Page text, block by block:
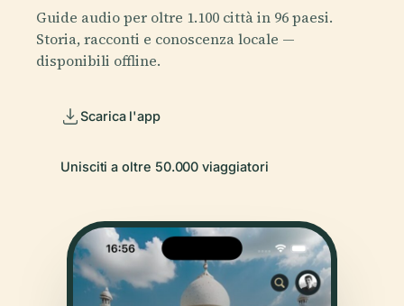
Guide audio per oltre 1.100 città in 96 paesi.
Storia, racconti e conoscenza locale —
disponibili offline.
Scarica l'app
Unisciti a oltre 50.000 viaggiatori